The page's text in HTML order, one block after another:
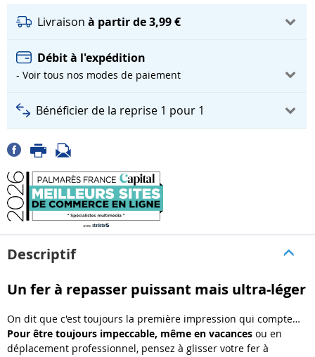
Livraison à partir de 3,99 €
Débit à l'expédition
- Voir tous nos modes de paiement
Bénéficier de la reprise 1 pour 1
Descriptif
Un fer à repasser puissant mais ultra-léger
On dit que c'est toujours la première impression qui compte…
Pour être toujours impeccable, même en vacances ou en
déplacement professionnel, pensez à glisser votre fer à